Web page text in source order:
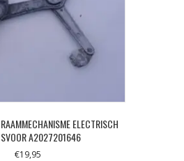
ELECTRISCH
A2027201646
€19,95